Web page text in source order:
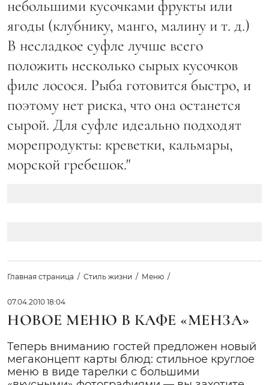
небольшими кусочками фрукты или
ягоды (клубнику, манго, малину и т. д.)
В несладкое суфле лучше всего
положить несколько сырых кусочков
филе лосося. Рыба готовится быстро, и
поэтому нет риска, что она останется
сырой. Для суфле идеально подходят
морепродукты: креветки, кальмары,
морской гребешок."
Главная страница Стиль жизни Меню
07.04.2010 18:04
НОВОЕ МЕНЮ В КАФЕ «МЕНЗА»
Теперь вниманию гостей предложен новый
мегаконцепт карты блюд: стильное круглое
меню в виде тарелки с большими